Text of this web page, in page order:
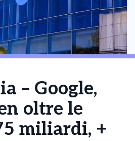
– Google,
oltre le
miliardi, +